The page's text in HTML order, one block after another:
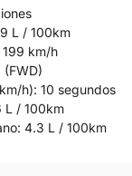
L / 100km
km/h
(FWD)
h): 10 segundos
L / 100km
4.3 L / 100km